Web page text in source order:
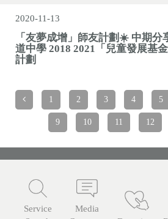
2020-11-13
「友夢成增」師友計劃☀️ 中期分
道中學 2018 2021「兒童發展基
計劃
1 2 3 4 5
9 10 11 12
Service
Media